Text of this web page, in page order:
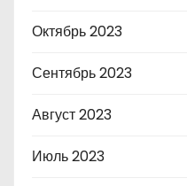
Октябрь 2023
Сентябрь 2023
Август 2023
Июль 2023